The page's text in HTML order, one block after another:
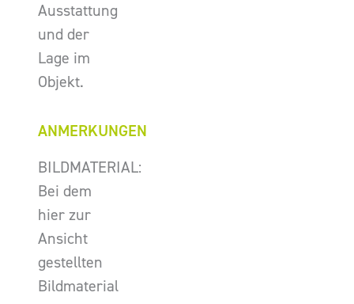
Ausstattung
und der
Lage im
Objekt.
ANMERKUNGEN
BILDMATERIAL:
Bei dem
hier zur
Ansicht
gestellten
Bildmaterial